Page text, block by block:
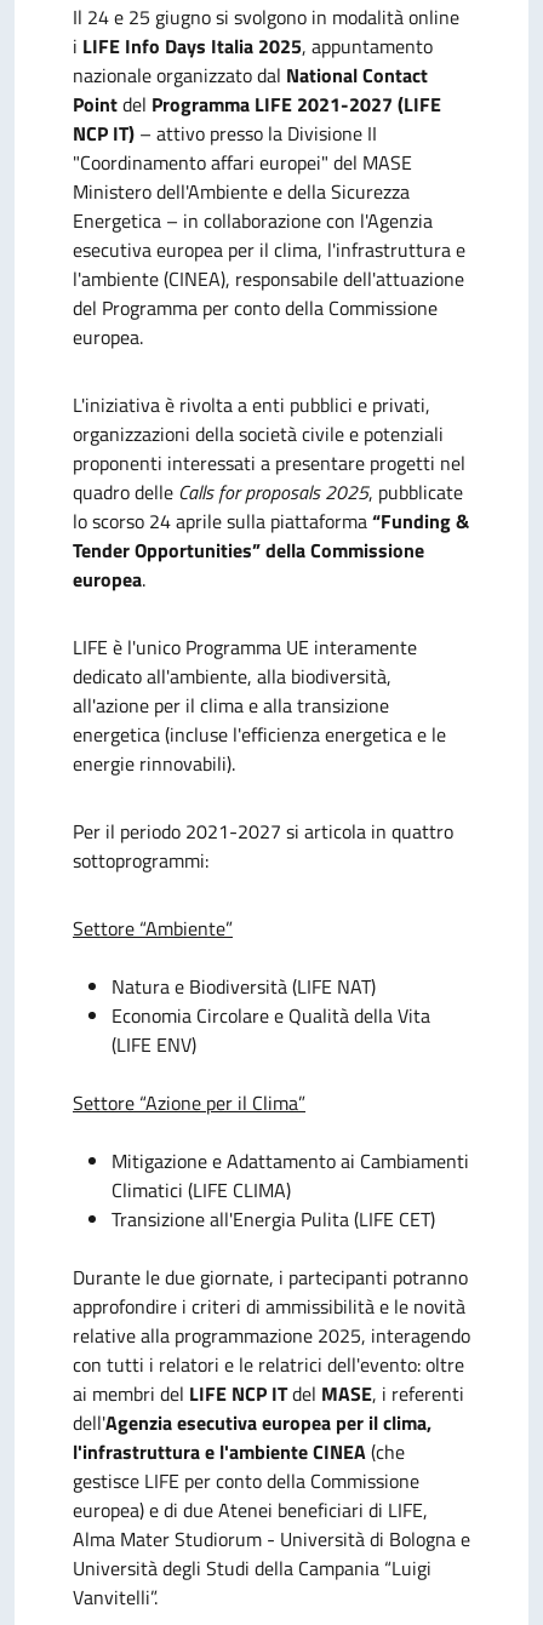
Il 24 e 25 giugno si svolgono in modalità online
i LIFE Info Days Italia 2025, appuntamento
nazionale organizzato dal National Contact
Pointdel Programma LIFE 2021-2027 (LIFE
NCP IT) – attivo presso la Divisione II
"Coordinamento affari europei" del MASE
Ministero dell'Ambiente e della Sicurezza
Energetica – in collaborazione con l'Agenzia
esecutiva europea per il clima, l'infrastruttura e
l'ambiente (CINEA), responsabile dell'attuazione
del Programma per conto della Commissione
europea.
L'iniziativa è rivolta a enti pubblici e privati,
organizzazioni della società civile e potenziali
proponenti interessati a presentare progetti nel
quadro delle Calls for proposals 2025, pubblicate
lo scorso 24 aprile sulla piattaforma“Funding &
Tender Opportunities” della Commissione
europea.
LIFE è l'unico Programma UE interamente
dedicato all'ambiente, alla biodiversità,
all'azione per il clima e alla transizione
energetica (incluse l'efficienza energetica e le
energie rinnovabili).
Per il periodo 2021-2027 si articola in quattro
sottoprogrammi:
Settore “Ambiente”
Natura e Biodiversità (LIFE NAT)
Economia Circolare e Qualità della Vita
(LIFE ENV)
Settore “Azione per il Clima”
Mitigazione e Adattamento ai Cambiamenti
Climatici (LIFE CLIMA)
Transizione all'Energia Pulita (LIFE CET)
Durante le due giornate, i partecipanti potranno
approfondire i criteri di ammissibilità e le novità
relative alla programmazione 2025, interagendo
con tutti i relatori e le relatrici dell'evento: oltre
ai membri del LIFE NCP ITdel MASE, i referenti
dell'Agenzia esecutiva europea per il clima,
l'infrastruttura e l'ambiente CINEA(che
gestisce LIFE per conto della Commissione
europea) e di due Atenei beneficiari di LIFE,
Alma Mater Studiorum - Università di Bologna e
Università degli Studi della Campania “Luigi
Vanvitelli”.